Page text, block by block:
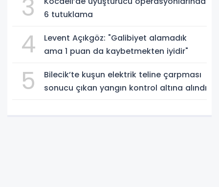
3
6 tutuklama
4
Levent Açıkgöz: "Galibiyet alamadık
ama 1 puan da kaybetmekten iyidir"
5
Bilecik’te kuşun elektrik teline çarpması
sonucu çıkan yangın kontrol altına alındı